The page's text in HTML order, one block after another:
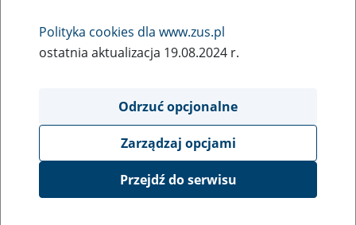
Rodzaj wydarzenia
Szkolenia
Obszar merytoryczny
płatnicy, ubezpieczeni, świadczeniobiorcy
Opis wydarzenia
Zapraszamy pracodawców, instytucje i organizacje do udziału w
Polityka cookies dla www.zus.pl
ostatnia aktualizacja 19.08.2024 r.
Odrzuć opcjonalne
Zarządzaj opcjami
Przejdź do serwisu